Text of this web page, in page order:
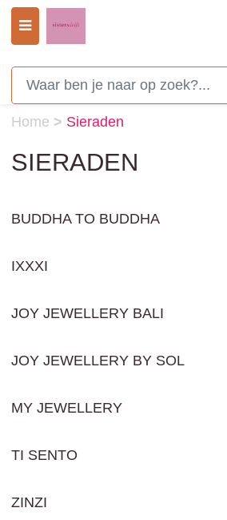
Home > Sieraden
SIERADEN
BUDDHA TO BUDDHA
IXXXI
JOY JEWELLERY BALI
JOY JEWELLERY BY SOL
MY JEWELLERY
TI SENTO
ZINZI